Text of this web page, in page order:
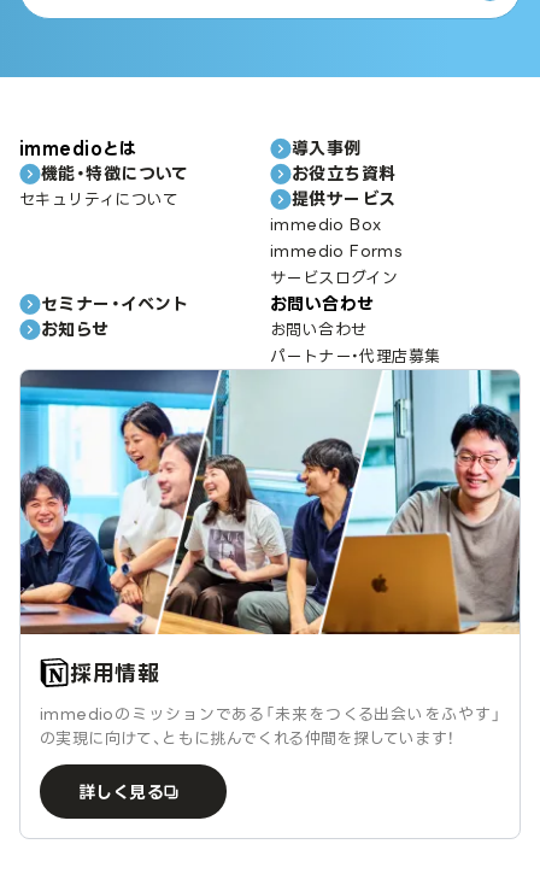
immedioとは
機能・特徴について
セキュリティについて
導入事例
お役立ち資料
提供サービス
immedio Box
immedio Forms
サービスログイン
セミナー・イベント
お知らせ
お問い合わせ
お問い合わせ
パートナー・代理店募集
採用情報
immedioのミッションである「未来をつくる出会いをふやす」
の実現に向けて、ともに挑んでくれる仲間を探しています！
詳しく見る